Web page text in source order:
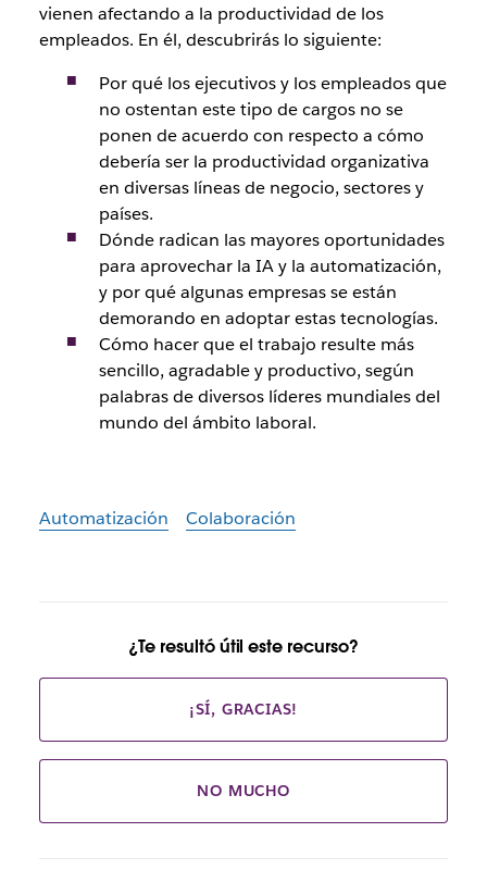
vienen afectando a la productividad de los
empleados. En él, descubrirás lo siguiente:
Por qué los ejecutivos y los empleados que
no ostentan este tipo de cargos no se
ponen de acuerdo con respecto a cómo
debería ser la productividad organizativa
en diversas líneas de negocio, sectores y
países.
Dónde radican las mayores oportunidades
para aprovechar la IA y la automatización,
y por qué algunas empresas se están
demorando en adoptar estas tecnologías.
Cómo hacer que el trabajo resulte más
sencillo, agradable y productivo, según
palabras de diversos líderes mundiales del
mundo del ámbito laboral.
Automatización Colaboración
¿Te resultó útil este recurso?
¡SÍ, GRACIAS!
NO MUCHO